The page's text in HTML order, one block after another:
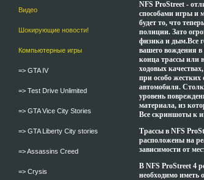
Видео
Шокирующие новости!
Компьютерные игры
=> GTA IV
=> Test Drive Unlimited
=> GTA Vice City Stories
=> GTA Liberty City stories
=> Assassins Creed
=> Crysis
NFS ProStreet -
способами игры и
будет то, что
полиции. Зато
физика и дым.Все
вашего вождения
конца трассы или
ходовых
при особо
автомобиля.
уровень
материала, из
Все скриншоты к
Трассы в NFS
расположены на
зависимости от
В NFS ProStreet 4
необходимо иметь